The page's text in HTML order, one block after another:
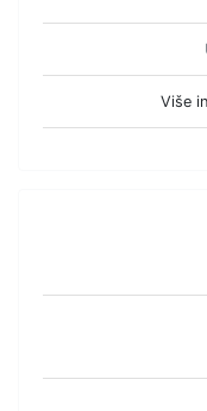
Više